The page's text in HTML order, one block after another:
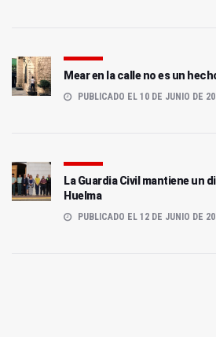
Mear en la calle no es un
PUBLICADO EL 10 DE JUNIO DE
La Guardia Civil mantiene un
Huelma
PUBLICADO EL 12 DE JUNIO DE